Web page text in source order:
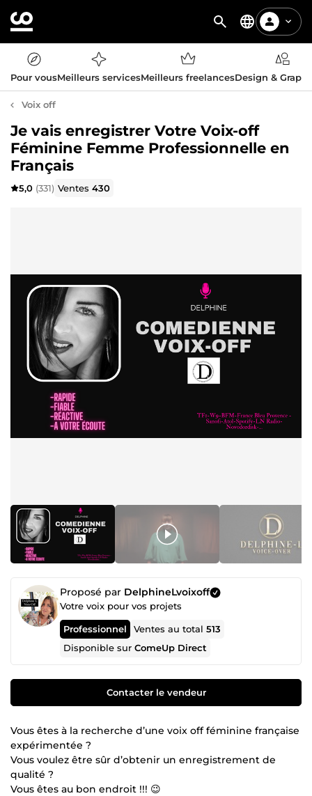
Pour vousMeilleurs servicesMeilleurs freelancesDesign &
Voix off
Je vais enregistrer Votre Voix-off
Féminine Femme Professionnelle en
Français
5,0 (331) Ventes430
Proposé par DelphineLvoixoff
Votre voix pour vos projets
Professionnel Ventes au total513
Disponible surComeUp Direct
Contacter le vendeur
Vous êtes à la recherche d’une voix off féminine française
expérimentée ?
Vous voulez être sûr d’obtenir un enregistrement de
qualité ?
Vous êtes au bon endroit !!! 😉